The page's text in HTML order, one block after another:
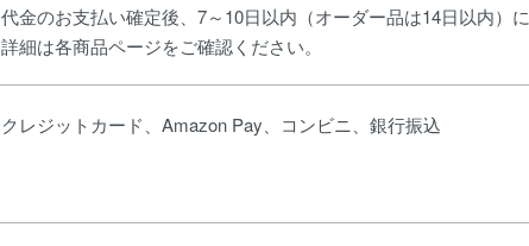
代金のお支払い確定後、7～10日以内（オーダー品は14日以内）に
詳細は各商品ページをご確認ください。
クレジットカード、Amazon Pay、コンビニ、銀行振込